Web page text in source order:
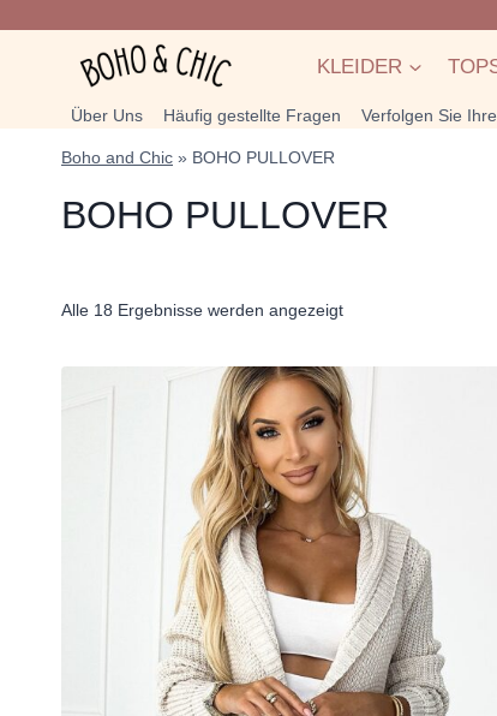
KLEIDER
Über Uns Häufig gestellte Fragen Verfolgen Sie
Boho and Chic » BOHO PULLOVER
BOHO PULLOVER
Alle 18 Ergebnisse werden angezeigtNach
sortiert